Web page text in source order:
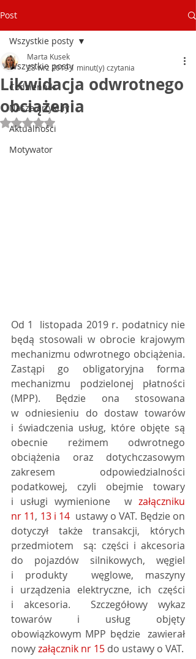
Post
Wszystkie posty
Codziennik
Nasze artykuły
Aktualności
Motywator
Wszystkie posty
Likwidacja odwrotnego
obciążenia
Marta Kusek
23 wrz 20191 minut(y) czytania
Oceniono na NaN z 5 gwiazdek.
Od 1  listopada 2019 r. podatnicy nie
będą stosowali w obrocie krajowym
mechanizmu odwrotnego obciążenia.
Zastąpi go obligatoryjna forma
mechanizmu podzielonej płatności
(MPP). Będzie ona stosowana
w odniesieniu do dostaw towarów
i świadczenia usług, które objęte są
obecnie reżimem odwrotnego
obciążenia oraz dotychczasowym
zakresem  odpowiedzialności
podatkowej, czyli obejmie towary
i usługi wymienione  w załączniku
nr 11, 13 i 14
  ustawy o VAT. Będzie on
dotyczył także transakcji, których
przedmiotem  są: części i akcesoria
do pojazdów silnikowych, węgiel
i produkty  węglowe, maszyny
i urządzenia elektryczne, ich części
i akcesoria.  Szczegółowy wykaz
towarów i usług objęty
obowiązkowym MPP będzie  zawierał
nowy załącznik nr 15 do ustawy o VAT.